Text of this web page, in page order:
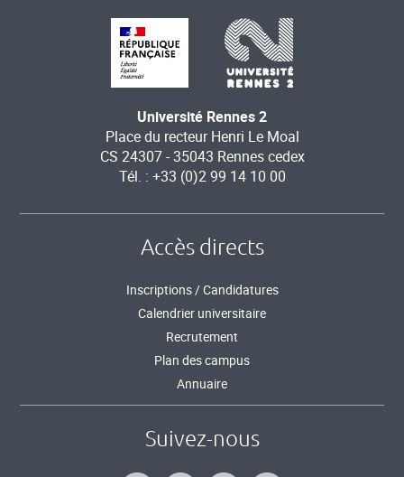
Université Rennes 2
Place du recteur Henri Le Moal
CS 24307 - 35043 Rennes cedex
Tél. : +33 (0)2 99 14 10 00
Accès directs
Inscriptions / Candidatures
Calendrier universitaire
Recrutement
Plan des campus
Annuaire
Suivez-nous